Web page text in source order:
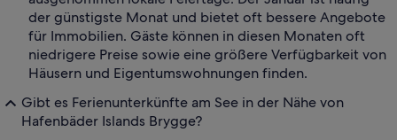
der günstigste Monat und bietet oft bessere Angebote
für Immobilien. Gäste können in diesen Monaten oft
niedrigere Preise sowie eine größere Verfügbarkeit von
Häusern und Eigentumswohnungen finden.
Gibt es Ferienunterkünfte am See in der Nähe von
Hafenbäder Islands Brygge?